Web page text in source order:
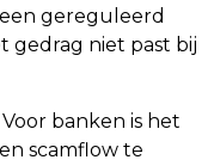
gereguleerd
gedrag niet past bij
banken is het
scamflow te